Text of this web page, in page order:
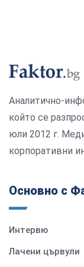
Аналитично-
който се
юли 2012 г.
корпоративни
Основно с
Интервю
Лачени цървули